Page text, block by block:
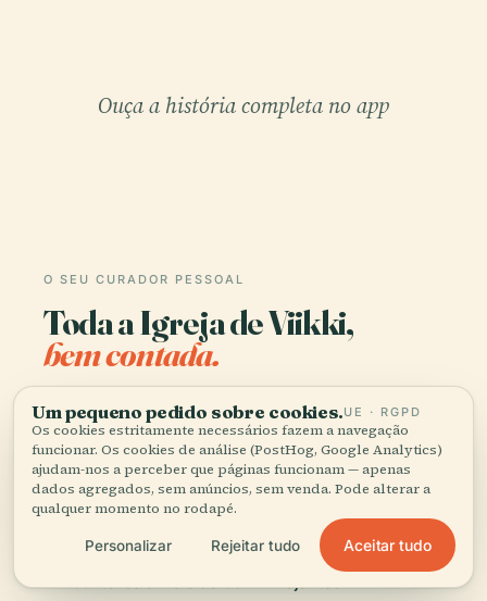
Ouça a história completa no app
O SEU CURADOR PESSOAL
Toda a Igreja de Viikki,
bem contada.
Guias de áudio para mais de 1.100 cidades em 96
países. História, relatos e conhecimento local —
disponíveis offline.
Transferir a app
Um pequeno pedido sobre cookies.UE · RGPD
Os cookies estritamente necessários fazem a navegação
funcionar. Os cookies de análise (PostHog, Google Analytics)
ajudam-nos a perceber que páginas funcionam — apenas
dados agregados, sem anúncios, sem venda. Pode alterar a
qualquer momento no rodapé.
Personalizar Rejeitar tudo Aceitar tudo